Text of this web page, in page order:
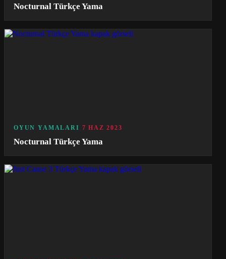
Nocturnal Türkçe Yama
OYUN YAMALARI 7 HAZ 2023
Nocturnal Türkçe Yama